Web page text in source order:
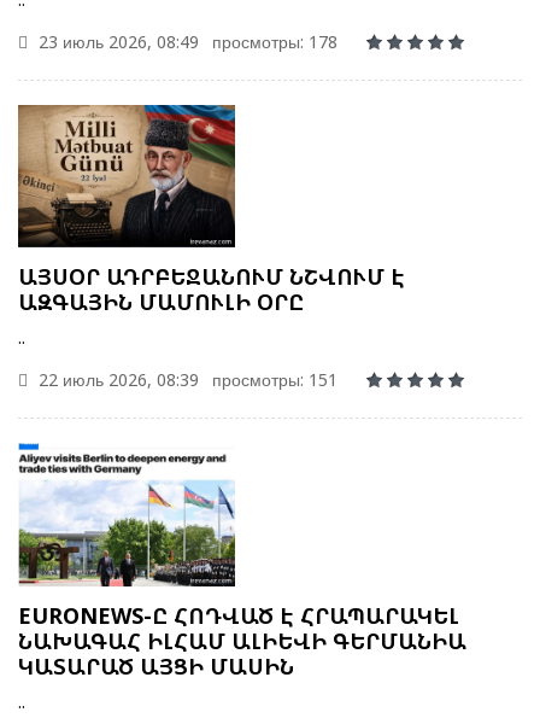
23 июль 2026, 08:49
просмотры: 178
ԱՅՍՕՐ ԱԴՐԲԵՋԱՆՈՒՄ ՆՇՎՈՒՄ Է
ԱԶԳԱՅԻՆ ՄԱՄՈՒԼԻ ՕՐԸ
..
22 июль 2026, 08:39
просмотры: 151
EURONEWS-Ը ՀՈԴՎԱԾ Է ՀՐԱՊԱՐԱԿԵԼ
ՆԱԽԱԳԱՀ ԻԼՀԱՄ ԱԼԻԵՎԻ ԳԵՐՄԱՆԻԱ
ԿԱՏԱՐԱԾ ԱՅՑԻ ՄԱՍԻՆ
..